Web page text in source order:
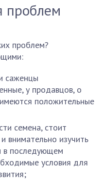
проблем
проблем?
саженцы
у продавцов, о
положительные
семена, стоит
внимательно изучить
в последующем
условия для